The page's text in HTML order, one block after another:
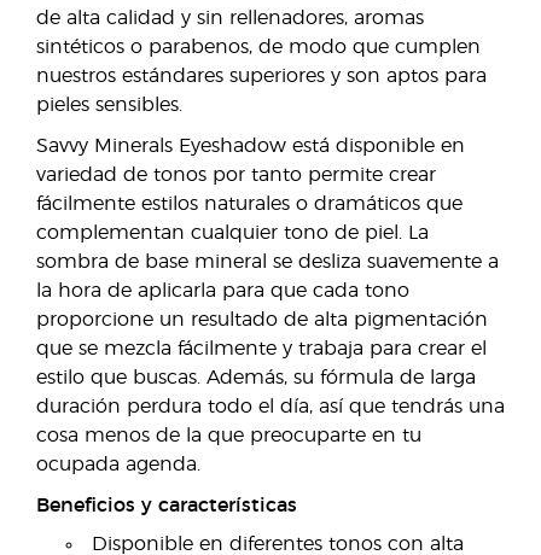
de alta calidad y sin rellenadores, aromas
sintéticos o parabenos, de modo que cumplen
nuestros estándares superiores y son aptos para
pieles sensibles.
Savvy Minerals Eyeshadow está disponible en
variedad de tonos por tanto permite crear
fácilmente estilos naturales o dramáticos que
complementan cualquier tono de piel. La
sombra de base mineral se desliza suavemente a
la hora de aplicarla para que cada tono
proporcione un resultado de alta pigmentación
que se mezcla fácilmente y trabaja para crear el
estilo que buscas. Además, su fórmula de larga
duración perdura todo el día, así que tendrás una
cosa menos de la que preocuparte en tu
ocupada agenda.
Beneficios y características
Disponible en diferentes tonos con alta